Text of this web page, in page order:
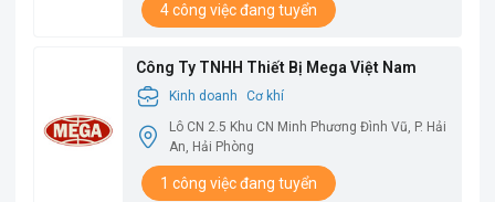
4 công việc đang tuyển
Công Ty TNHH Thiết Bị Mega Việt Nam
Kinh doanh
Cơ khí
Lô CN 2.5 Khu CN Minh Phương Đình Vũ, P. Hải
An, Hải Phòng
1 công việc đang tuyển